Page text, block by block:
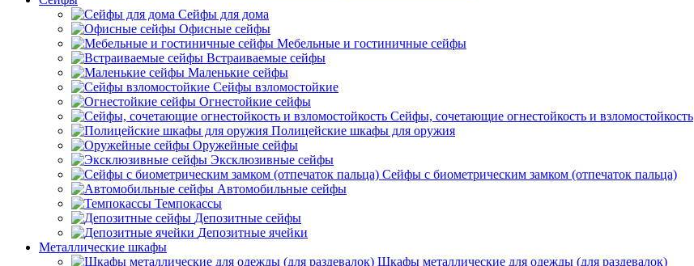
Сейфы для дома
Офисные сейфы
Мебельные и гостиничные сейфы
Встраиваемые сейфы
Маленькие сейфы
Сейфы взломостойкие
Огнестойкие сейфы
Сейфы, сочетающие огнестойкость и взломостойкость
Полицейские шкафы для оружия
Оружейные сейфы
Эксклюзивные сейфы
Сейфы с биометрическим замком (отпечаток пальца)
Автомобильные сейфы
Темпокассы
Депозитные сейфы
Депозитные ячейки
Металлические шкафы
Шкафы металлические для одежды (для раздевалок)